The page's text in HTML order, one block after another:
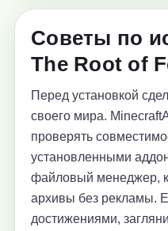
Советы по
The Root of
Перед установкой
своего мира.
проверять
установленными
файловый менеджер,
архивы без рекламы.
достижениями,